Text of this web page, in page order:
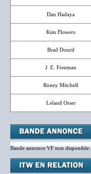
Dan Hadaya
Kim Flowers
Brad Dourif
J. E. Freeman
Roney Mitchell
Leland Orser
Bande annonce VF non disponible.